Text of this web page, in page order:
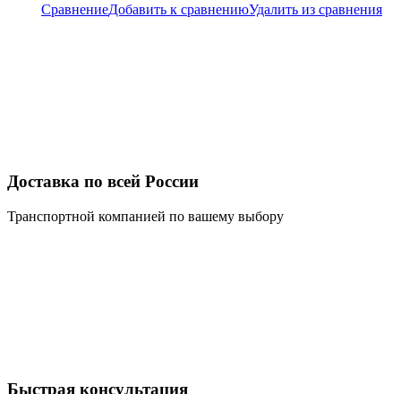
СравнениеДобавить к сравнениюУдалить из сравнения
Доставка по всей России
Транспортной компанией по вашему выбору
Быстрая консультация